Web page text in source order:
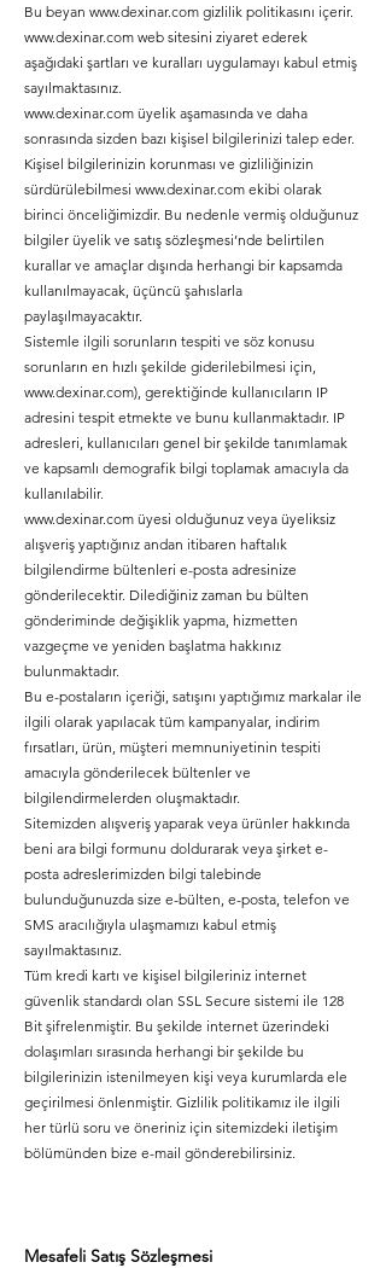
Bu beyan www.dexinar.com gizlilik politikasını içerir.
www.dexinar.com web sitesini ziyaret ederek
aşağıdaki şartları ve kuralları uygulamayı kabul etmiş
sayılmaktasınız.
www.dexinar.com üyelik aşamasında ve daha
sonrasında sizden bazı kişisel bilgilerinizi talep eder.
Kişisel bilgilerinizin korunması ve gizliliğinizin
sürdürülebilmesi www.dexinar.com ekibi olarak
birinci önceliğimizdir. Bu nedenle vermiş olduğunuz
bilgiler üyelik ve satış sözleşmesi’nde belirtilen
kurallar ve amaçlar dışında herhangi bir kapsamda
kullanılmayacak, üçüncü şahıslarla
paylaşılmayacaktır.
Sistemle ilgili sorunların tespiti ve söz konusu
sorunların en hızlı şekilde giderilebilmesi için,
www.dexinar.com), gerektiğinde kullanıcıların IP
adresini tespit etmekte ve bunu kullanmaktadır. IP
adresleri, kullanıcıları genel bir şekilde tanımlamak
ve kapsamlı demografik bilgi toplamak amacıyla da
kullanılabilir.
www.dexinar.com üyesi olduğunuz veya üyeliksiz
alışveriş yaptığınız andan itibaren haftalık
bilgilendirme bültenleri e-posta adresinize
gönderilecektir. Dilediğiniz zaman bu bülten
gönderiminde değişiklik yapma, hizmetten
vazgeçme ve yeniden başlatma hakkınız
bulunmaktadır.
Bu e-postaların içeriği, satışını yaptığımız markalar ile
ilgili olarak yapılacak tüm kampanyalar, indirim
fırsatları, ürün, müşteri memnuniyetinin tespiti
amacıyla gönderilecek bültenler ve
bilgilendirmelerden oluşmaktadır.
Sitemizden alışveriş yaparak veya ürünler hakkında
beni ara bilgi formunu doldurarak veya şirket e-
posta adreslerimizden bilgi talebinde
bulunduğunuzda size e-bülten, e-posta, telefon ve
SMS aracılığıyla ulaşmamızı kabul etmiş
sayılmaktasınız.
Tüm kredi kartı ve kişisel bilgileriniz internet
güvenlik standardı olan SSL Secure sistemi ile 128
Bit şifrelenmiştir. Bu şekilde internet üzerindeki
dolaşımları sırasında herhangi bir şekilde bu
bilgilerinizin istenilmeyen kişi veya kurumlarda ele
geçirilmesi önlenmiştir. Gizlilik politikamız ile ilgili
her türlü soru ve öneriniz için sitemizdeki iletişim
bölümünden bize e-mail gönderebilirsiniz.
Mesafeli Satış Sözleşmesi